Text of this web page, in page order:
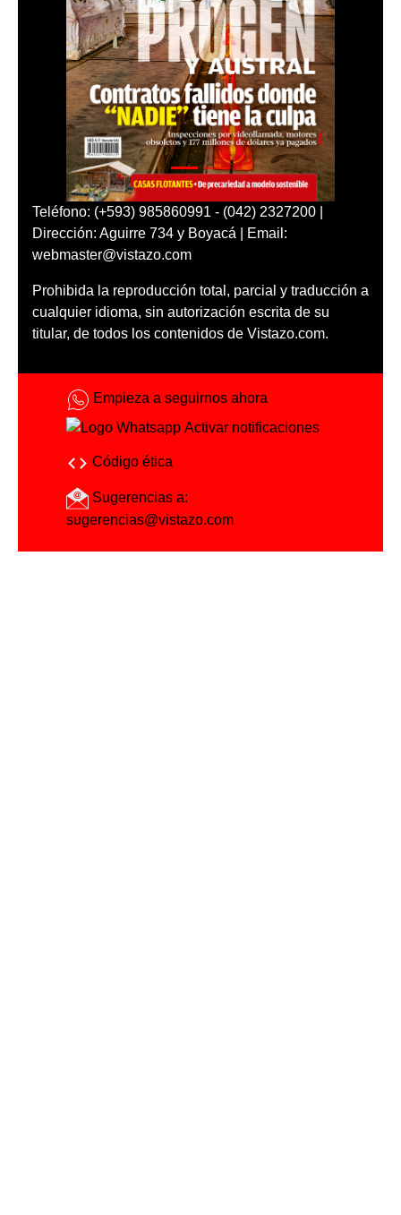
Teléfono: (+593) 985860991 - (042) 2327200 |
Dirección: Aguirre 734 y Boyacá | Email:
webmaster@vistazo.com
Prohibida la reproducción total, parcial y traducción a
cualquier idioma, sin autorización escrita de su
titular, de todos los contenidos de Vistazo.com.
Empieza a seguirnos ahora
Activar notificaciones
Código ética
Sugerencias a:
sugerencias@vistazo.com